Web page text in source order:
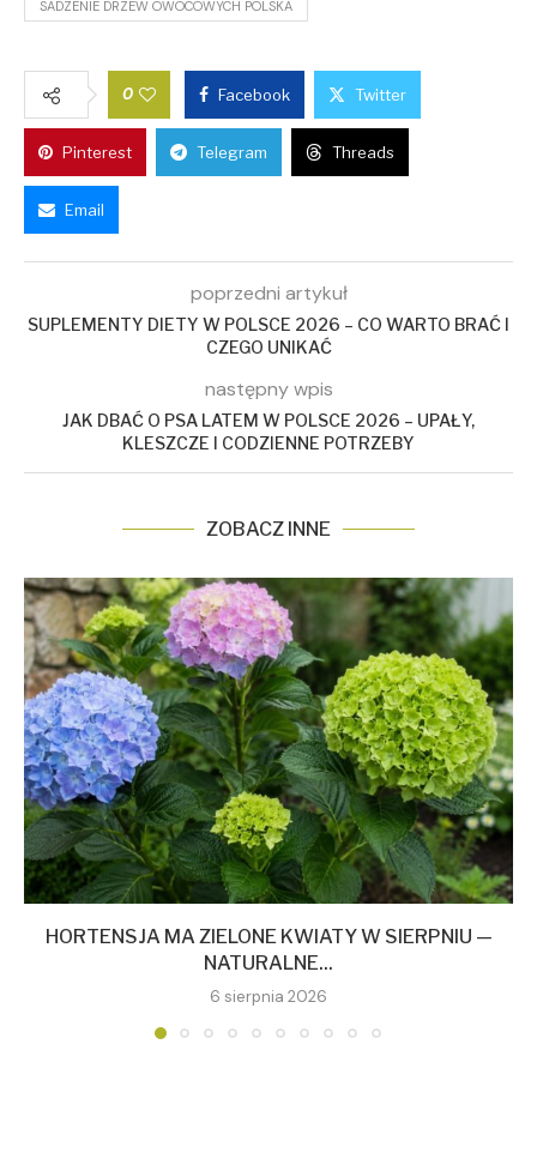
SADZENIE DRZEW OWOCOWYCH POLSKA
0 Facebook Twitter
Pinterest Telegram Threads
Email
poprzedni artykuł
SUPLEMENTY DIETY W POLSCE 2026 – CO WARTO BRAĆ I
CZEGO UNIKAĆ
następny wpis
JAK DBAĆ O PSA LATEM W POLSCE 2026 – UPAŁY,
KLESZCZE I CODZIENNE POTRZEBY
ZOBACZ INNE
HORTENSJA MA ZIELONE KWIATY W SIERPNIU —
NATURALNE...
6 sierpnia 2026